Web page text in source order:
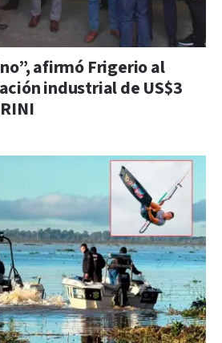
afirmó Frigerio al
industrial de US$3